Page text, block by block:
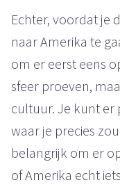
Echter, voordat je
naar Amerika te
om er eerst eens
sfeer proeven,
cultuur. Je kunt er
waar je precies
belangrijk om er
of Amerika echt